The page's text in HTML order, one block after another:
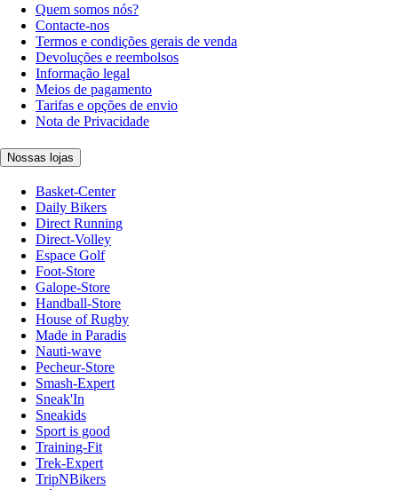
Quem somos nós?
Contacte-nos
Termos e condições gerais de venda
Devoluções e reembolsos
Informação legal
Meios de pagamento
Tarifas e opções de envio
Nota de Privacidade
Nossas lojas
Basket-Center
Daily Bikers
Direct Running
Direct-Volley
Espace Golf
Foot-Store
Galope-Store
Handball-Store
House of Rugby
Made in Paradis
Nauti-wave
Pecheur-Store
Smash-Expert
Sneak'In
Sneakids
Sport is good
Training-Fit
Trek-Expert
TripNBikers